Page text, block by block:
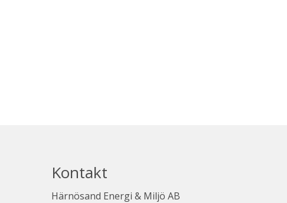
Kontakt
Härnösand Energi & Miljö AB